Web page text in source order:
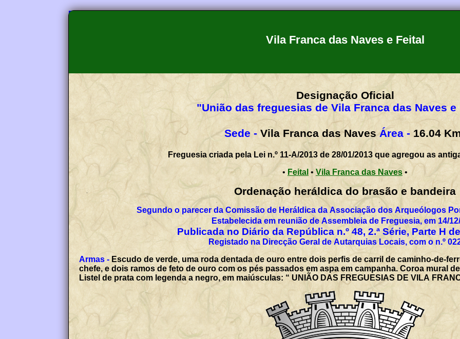
Vila Franca das Naves e Feital
Designação Oficial
"União das freguesias de Vila Franca das Naves
Sede - Vila Franca das NavesÁrea - 16.04
Freguesia criada pela Lei n.º 11-A/2013 de 28/01/2013 que agregou as
• Feital • Vila Franca das Naves •
Ordenação heráldica do brasão e bandeira
Segundo o parecer da Comissão de Heráldica da Associação dos Arqueólogos
Estabelecida em reunião de Assembleia de Freguesia, em 14/
Publicada no Diário da República n.º 48, 2.ª Série, Parte H
Registado na Direcção Geral de Autarquias Locais, com o n.º
Armas - Escudo de verde, uma roda dentada de ouro entre dois perfis de carril de caminho-de-
chefe, e dois ramos de feto de ouro com os pés passados em aspa em campanha. Coroa mural
Listel de prata com legenda a negro, em maiúsculas: “ UNIÃO DAS FREGUESIAS DE VILA